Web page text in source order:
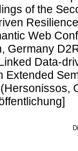
of the
Web
Germany
Data-
Extended